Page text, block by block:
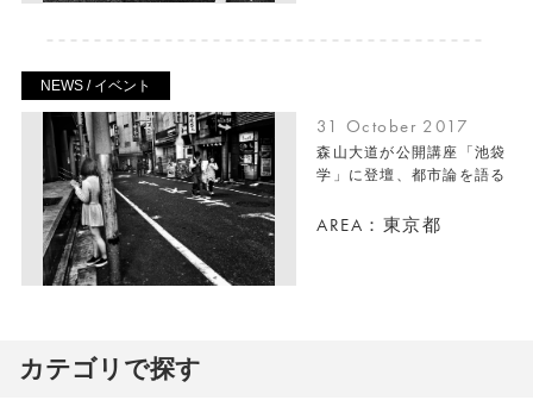
NEWS / イベント
31 October 2017
森山大道が公開講座「池袋
学」に登壇、都市論を語る
AREA：東京都
カテゴリで探す